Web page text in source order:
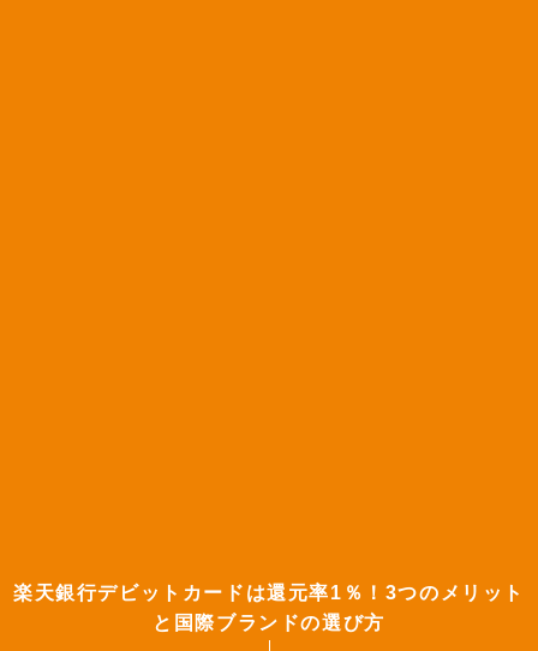
楽天銀行デビットカードは還元率1％！3つのメリット
と国際ブランドの選び方